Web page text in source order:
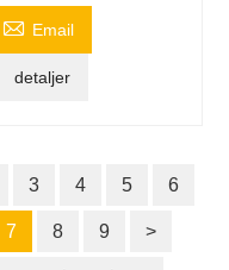
 Email
detaljer
3 4 5 6
7 8 9 >